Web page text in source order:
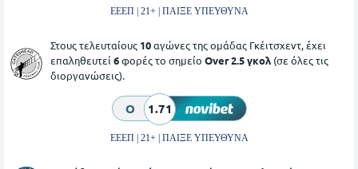
ΕΕΕΠ | 21+ | ΠΑΙΞΕ ΥΠΕΥΘΥΝΑ
Στους τελευταίους 10αγώνες της ομάδας Γκέιτσχεντ, έχει
επαληθευτεί 6φορές το σημείο Over 2.5 γκολ (σε όλες τις
διοργανώσεις).
O 1.71
ΕΕΕΠ | 21+ | ΠΑΙΞΕ ΥΠΕΥΘΥΝΑ